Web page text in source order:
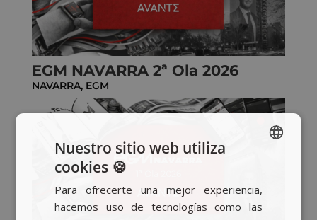
EGM NAVARRA 2ª Ola 2026
NAVARRA, EGM
BASQUE
Nuestro sitio web utiliza
cookies 🍪
Para ofrecerte una mejor experiencia,
hacemos uso de tecnologías como las